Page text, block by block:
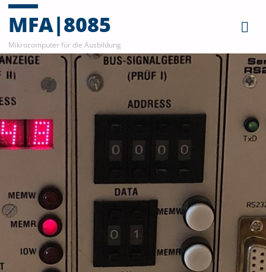
MFA|8085
Mikrocomputer für die Ausbildung